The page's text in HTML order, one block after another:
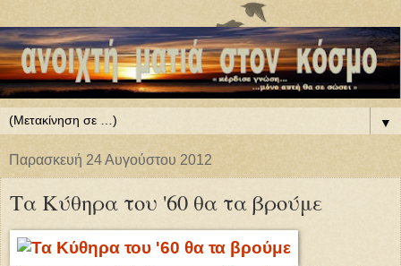
▼
Παρασκευή 24 Αυγούστου 2012
Τα Κύθηρα του '60 θα τα βρούμε